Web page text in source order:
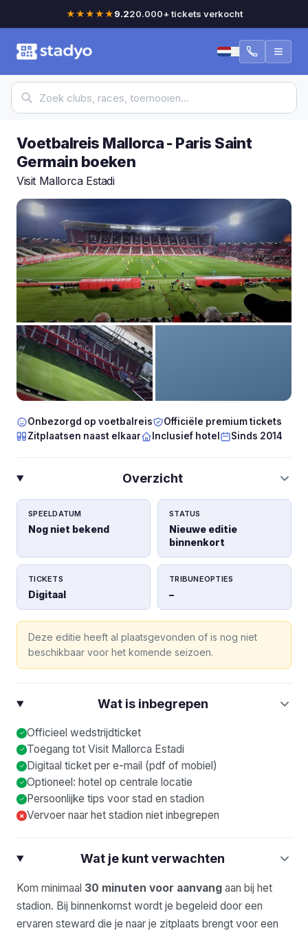
★★★★★9.220.000+ tickets verkocht
Voetbalreis Mallorca- Paris Saint
Germain boeken
Visit Mallorca Estadi
Onbezorgd op voetbalreis
Officiële premium tickets
Zitplaatsen naast elkaar
Inclusief hotel Sinds 2014
Overzicht
SPEELDATUM
Nog niet bekend
STATUS
Nieuwe editie
binnenkort
TICKETS
Digitaal
TRIBUNEOPTIES
–
Deze editie heeft al plaatsgevonden of is nog niet
beschikbaar voor het komende seizoen.
Wat is inbegrepen
Officieel wedstrijdticket
Toegang tot Visit Mallorca Estadi
Digitaal ticket per e-mail (pdf of mobiel)
Optioneel: hotel op centrale locatie
Persoonlijke tips voor stad en stadion
× Vervoer naar het stadion niet inbegrepen
Wat je kunt verwachten
Kom minimaal 30 minuten voor aanvang aan bij het
stadion. Bij binnenkomst wordt je begeleid door een
ervaren steward die je naar je zitplaats brengt voor een